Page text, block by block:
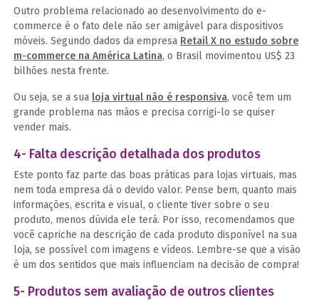
Outro problema relacionado ao desenvolvimento do e-
commerce é o fato dele não ser amigável para dispositivos
móveis. Segundo dados da empresa Retail X no estudo sobre
m-commerce na América Latina, o Brasil movimentou US$ 23
bilhões nesta frente.
Ou seja, se a sua loja virtual não é responsiva, você tem um
grande problema nas mãos e precisa corrigi-lo se quiser
vender mais.
4- Falta descrição detalhada dos produtos
Este ponto faz parte das boas práticas para lojas virtuais, mas
nem toda empresa dá o devido valor. Pense bem, quanto mais
informações, escrita e visual, o cliente tiver sobre o seu
produto, menos dúvida ele terá. Por isso, recomendamos que
você capriche na descrição de cada produto disponível na sua
loja, se possível com imagens e vídeos. Lembre-se que a visão
é um dos sentidos que mais influenciam na decisão de compra!
5- Produtos sem avaliação de outros clientes